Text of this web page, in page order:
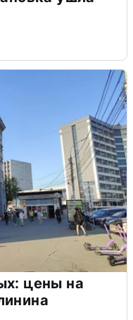
цены на